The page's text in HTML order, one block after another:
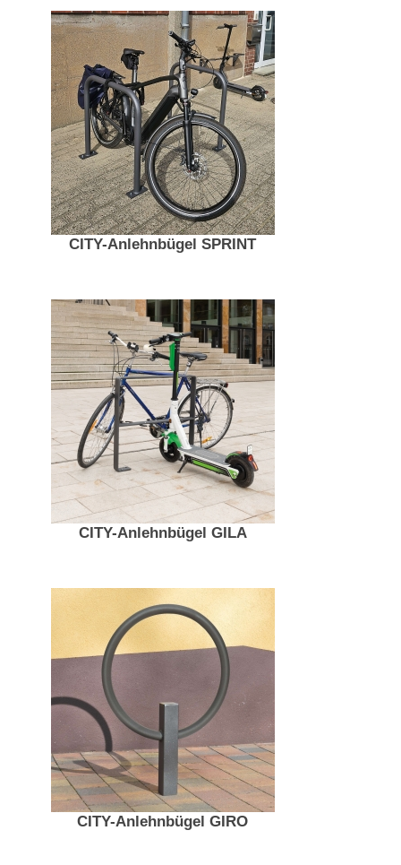
CITY-Anlehnbügel SPRINT
CITY-Anlehnbügel GILA
CITY-Anlehnbügel GIRO